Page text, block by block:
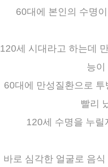
60대에 본인의 수명
120세 시대라고 하는데
능이
60대에 만성질환으로
빨리
120세 수명을 누릴
바로 심각한 얼굴로 음